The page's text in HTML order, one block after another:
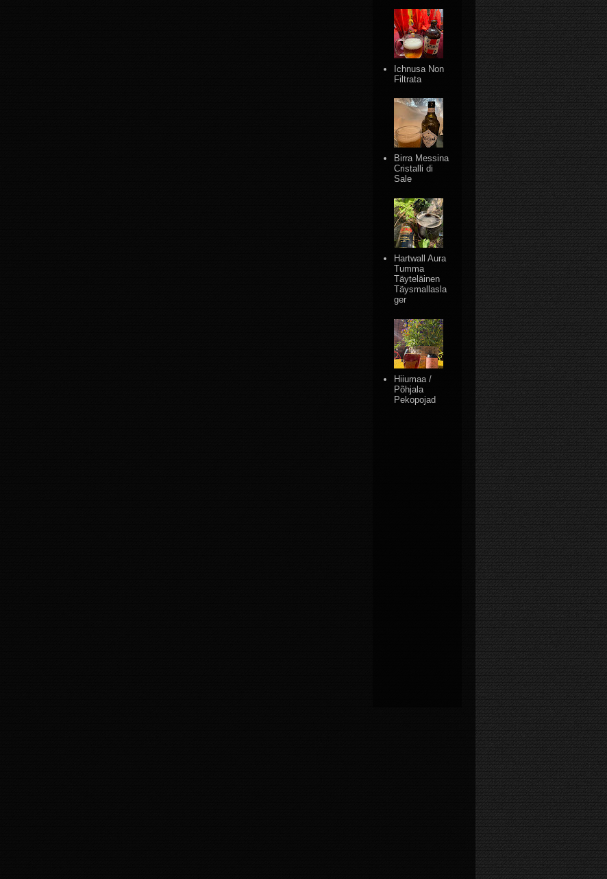
Ichnusa Non
Filtrata
Birra Messina
Cristalli di
Sale
Hartwall Aura
Tumma
Täyteläinen
Täysmallasla
ger
Hiiumaa /
Põhjala
Pekopojad